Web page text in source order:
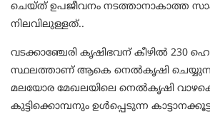
ചെയ്ത് ഉപജീവനം നടത്താനാകാത്ത
നിലവിലുള്ളത്..
വടക്കാഞ്ചേരി കൃഷിഭവന് കീഴിൽ 230
സ്ഥലത്താണ് ആകെ നെൽകൃഷി
മലയോര മേഖലയിലെ നെൽകൃഷി
കുട്ടിക്കൊമ്പനും ഉൾപ്പെടുന്ന